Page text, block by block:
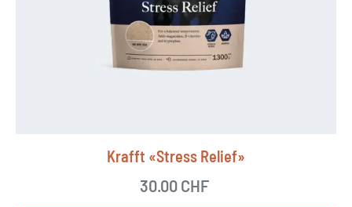
Krafft «Stress Relief»
30.00 CHF